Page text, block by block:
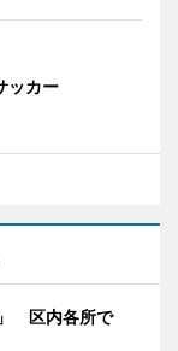
ッカー
区内各所で